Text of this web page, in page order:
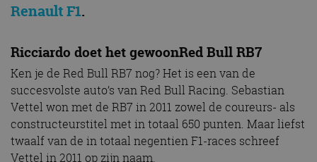
Renault F1.
Ricciardo doet het gewoonRed Bull RB7
Ken je de Red Bull RB7 nog? Het is een van de
succesvolste auto’s van Red Bull Racing. Sebastian
Vettel won met de RB7 in 2011 zowel de coureurs- als
constructeurstitel met in totaal 650 punten. Maar liefst
twaalf van de in totaal negentien F1-races schreef
Vettel in 2011 op zijn naam.